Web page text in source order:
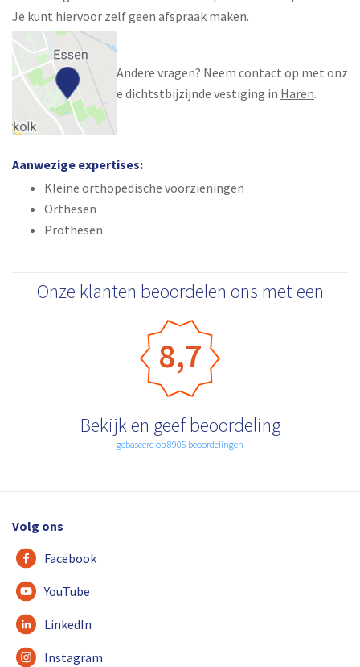
Je kunt hiervoor zelf geen afspraak maken.
Andere vragen? Neem contact op met onz
e dichtstbijzijnde vestiging in Haren.
Aanwezige expertises:
Kleine orthopedische voorzieningen
Orthesen
Prothesen
Onze klanten beoordelen ons met een
8,7
Bekijk en geef beoordeling
gebaseerd op 8905 beoordelingen
Volg ons
Facebook
YouTube
LinkedIn
Instagram